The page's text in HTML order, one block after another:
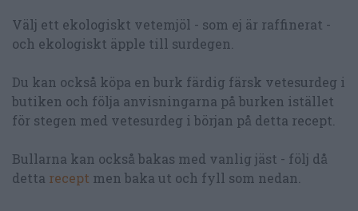
Välj ett ekologiskt vetemjöl - som ej är raffinerat -
och ekologiskt äpple till surdegen.
Du kan också köpa en burk färdig färsk vetesurdeg i
butiken och följa anvisningarna på burken istället
för stegen med vetesurdeg i början på detta recept.
Bullarna kan också bakas med vanlig jäst - följ då
detta recept men baka ut och fyll som nedan.